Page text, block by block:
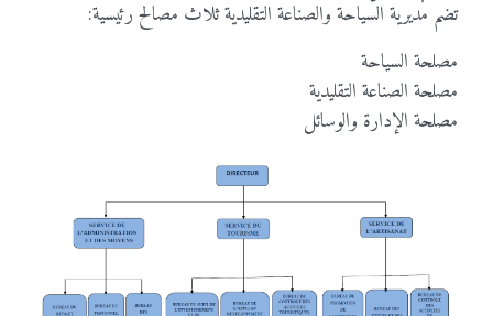
تضم مديرية السياحة والصناعة التقليدية ثلاث مصالح رئيسية:
مصلحة السياحة
مصلحة الصناعة التقليدية
مصلحة الإدارة والوسائل